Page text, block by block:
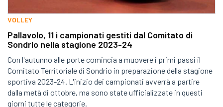
VOLLEY
Pallavolo, 11 i campionati gestiti dal Comitato di
Sondrio nella stagione 2023-24
Con l'autunno alle porte comincia a muovere i primi passi il
Comitato Territoriale di Sondrio in preparazione della stagione
sportiva 2023-24. L'inizio dei campionati avverrà a partire
dalla metà di ottobre, ma sono state ufficializzate in questi
giorni tutte le categorie.